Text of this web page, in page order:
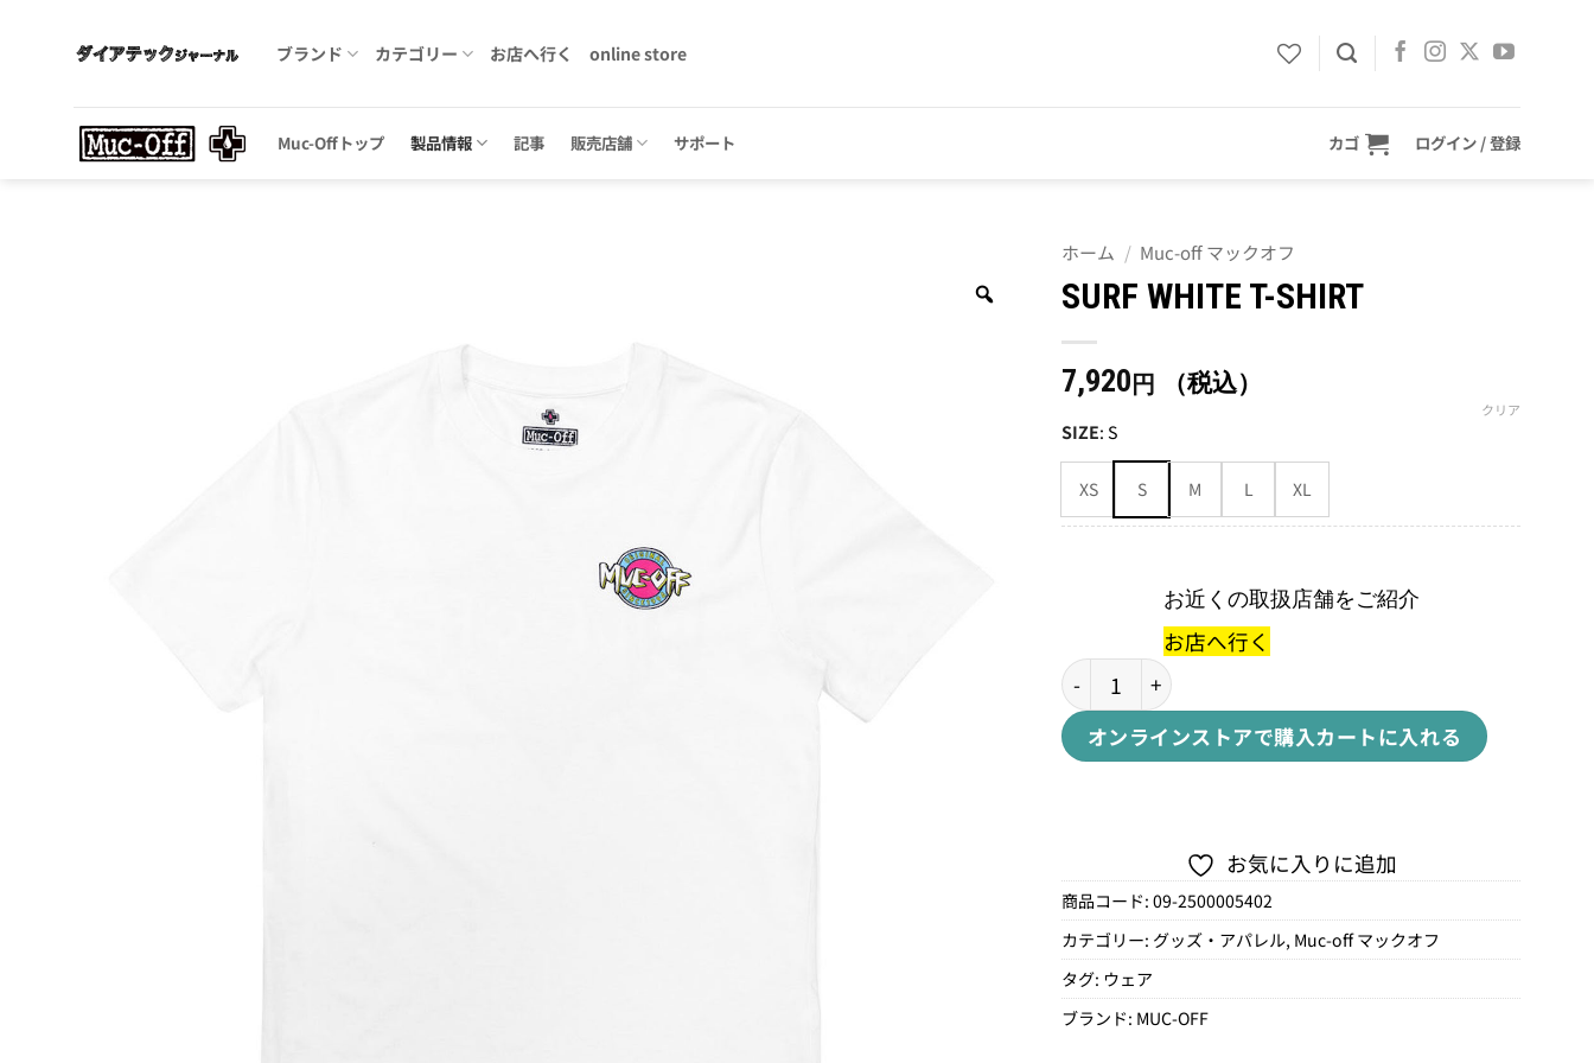
ブランド カテゴリー お店へ行く online store
Muc-Offトップ 製品情報 記事 販売店舗 サポート カゴ ログイン / 登録
ホーム / Muc-off マックオフ
SURF WHITE T-SHIRT
7,920 円 （税込）
SIZE:S
XS S M L XL
クリア
お近くの取扱店舗をご紹介
お店へ行く
SURF WHITE T-SHIRT個
オンラインストアで購入カートに入れる
お気に入りに追加
商品コード:09-2500005402
カテゴリー: グッズ・アパレル, Muc-off マックオフ
タグ: ウェア
ブランド: MUC-OFF